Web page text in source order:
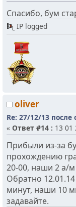
Спасибо, бум
IP logged
oliver
Re: 27/12/13 после
« Ответ #14 : 13 01
Прибыли из-за
прохождению
20-00, наши 2 а/
Обратно
минут, наши 10
задавайте.